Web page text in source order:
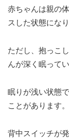
赤ちゃんは親の
スした状態にな
ただし、抱っこ
んが深く眠って
眠りが浅い状態
ことがあります。
背中スイッチが